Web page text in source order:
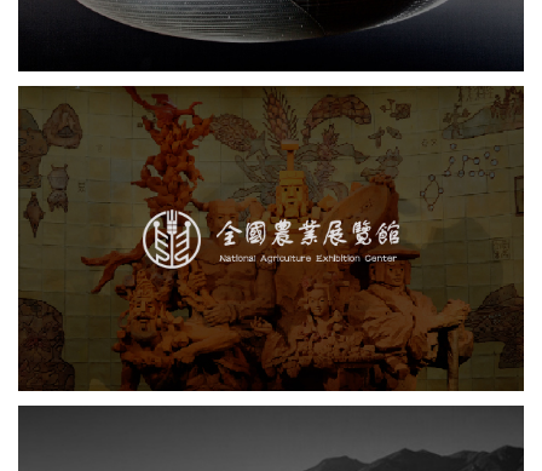
农业展览馆
展览馆 文化艺术 智慧展馆 展馆网站建设